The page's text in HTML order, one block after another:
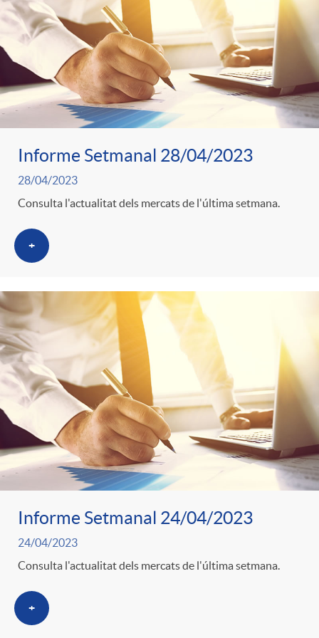
r
n
o
t
i
c
i
a
s
e
c
o
n
n
t
e
n
i
o
A
n
c
a
F
u
b
l
c
a
d
o
r
d
e
c
o
n
Informe Setmanal 28/04/2023
28/04/2023
Consulta l'actualitat dels mercats de l'última setmana.
+
Informe Setmanal 24/04/2023
24/04/2023
Consulta l'actualitat dels mercats de l'última setmana.
+